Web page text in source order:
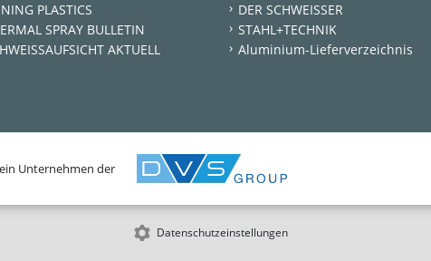
PLASTICS
SPRAY BULLETIN
AKTUELL
DER SCHWEISSER
STAHL+TECHNIK
Aluminium-Lieferverzeichnis
Unternehmen der
Datenschutzeinstellungen